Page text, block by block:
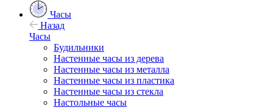
Часы
Назад
Часы
Будильники
Настенные часы из дерева
Настенные часы из металла
Настенные часы из пластика
Настенные часы из стекла
Настольные часы